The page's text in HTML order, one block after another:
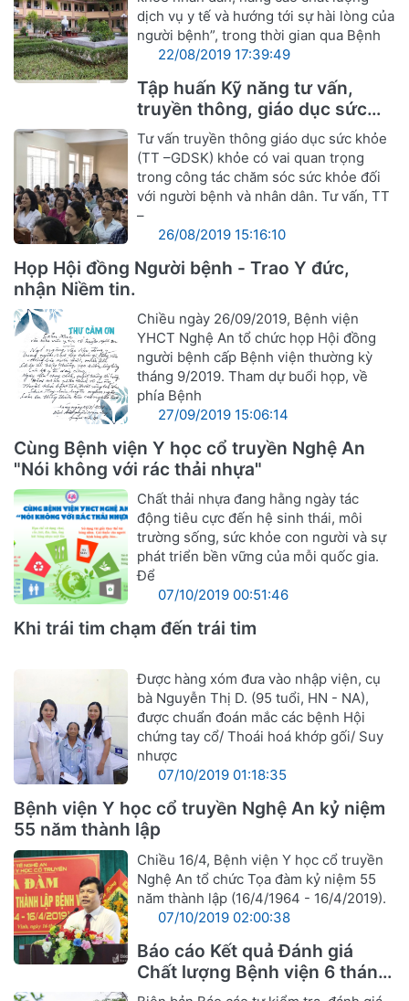
dịch vụ y tế và hướng tới sự hài lòng của
người bệnh”, trong thời gian qua Bệnh
22/08/2019 17:39:49
Tập huấn Kỹ năng tư vấn,
truyền thông, giáo dục sức
khỏe
Tư vấn truyền thông giáo dục sức khỏe
(TT –GDSK) khỏe có vai quan trọng
trong công tác chăm sóc sức khỏe đối
với người bệnh và nhân dân. Tư vấn, TT
–
26/08/2019 15:16:10
Họp Hội đồng Người bệnh - Trao Y đức,
nhận Niềm tin.
Chiều ngày 26/09/2019, Bệnh viện
YHCT Nghệ An tổ chức họp Hội đồng
người bệnh cấp Bệnh viện thường kỳ
tháng 9/2019. Tham dự buổi họp, về
phía Bệnh
27/09/2019 15:06:14
Cùng Bệnh viện Y học cổ truyền Nghệ An
"Nói không với rác thải nhựa"
Chất thải nhựa đang hằng ngày tác
động tiêu cực đến hệ sinh thái, môi
trường sống, sức khỏe con người và sự
phát triển bền vững của mỗi quốc gia.
Để
07/10/2019 00:51:46
Khi trái tim chạm đến trái tim
Được hàng xóm đưa vào nhập viện, cụ
bà Nguyễn Thị D. (95 tuổi, HN - NA),
được chuẩn đoán mắc các bệnh Hội
chứng tay cổ/ Thoái hoá khớp gối/ Suy
nhược
07/10/2019 01:18:35
Bệnh viện Y học cổ truyền Nghệ An kỷ niệm
55 năm thành lập
Chiều 16/4, Bệnh viện Y học cổ truyền
Nghệ An tổ chức Tọa đàm kỷ niệm 55
năm thành lập (16/4/1964 - 16/4/2019).
07/10/2019 02:00:38
Báo cáo Kết quả Đánh giá
Chất lượng Bệnh viện 6 tháng
đầu năm 2019